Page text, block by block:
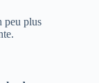
peu plus